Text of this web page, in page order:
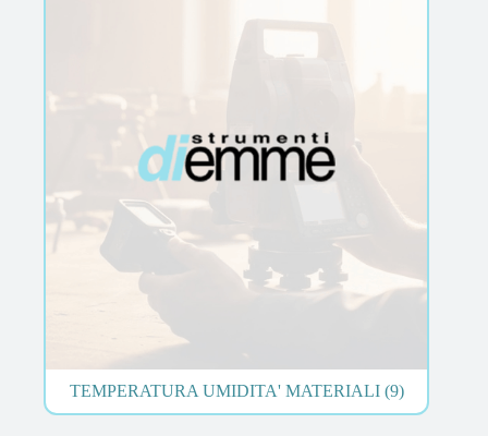
TEMPERATURA UMIDITA' MATERIALI (9)